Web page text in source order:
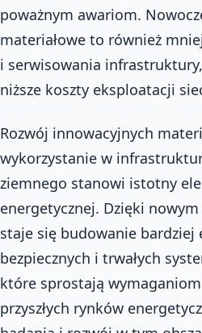
poważnym awariom.
materiałowe to również
i serwisowania
niższe koszty eksploatacji
Rozwój innowacyjnych
wykorzystanie w
ziemnego stanowi istotny
energetycznej. Dzięki
staje się budowanie bardziej
bezpiecznych i trwałych
które sprostają wymaganiom
przyszłych rynków